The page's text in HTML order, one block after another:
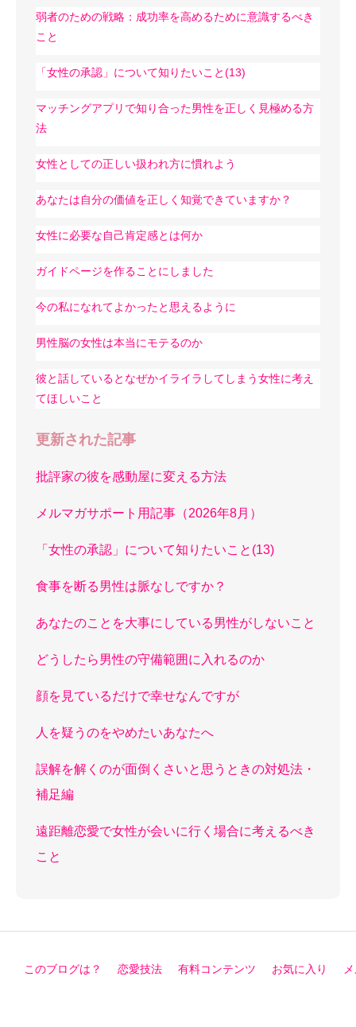
弱者のための戦略：成功率を高めるために意識するべき
こと
「女性の承認」について知りたいこと(13)
マッチングアプリで知り合った男性を正しく見極める方
法
女性としての正しい扱われ方に慣れよう
あなたは自分の価値を正しく知覚できていますか？
女性に必要な自己肯定感とは何か
ガイドページを作ることにしました
今の私になれてよかったと思えるように
男性脳の女性は本当にモテるのか
彼と話しているとなぜかイライラしてしまう女性に考え
てほしいこと
更新された記事
批評家の彼を感動屋に変える方法
メルマガサポート用記事（2026年8月）
「女性の承認」について知りたいこと(13)
食事を断る男性は脈なしですか？
あなたのことを大事にしている男性がしないこと
どうしたら男性の守備範囲に入れるのか
顔を見ているだけで幸せなんですが
人を疑うのをやめたいあなたへ
誤解を解くのが面倒くさいと思うときの対処法・
補足編
遠距離恋愛で女性が会いに行く場合に考えるべき
こと
このブログは？ 恋愛技法 有料コンテンツ お気に入り